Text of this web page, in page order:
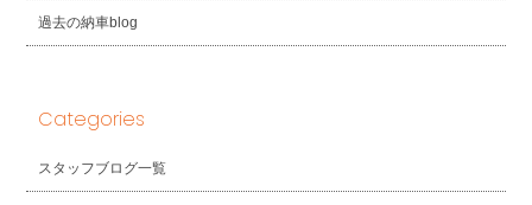
過去の納車blog
Categories
スタッフブログ一覧